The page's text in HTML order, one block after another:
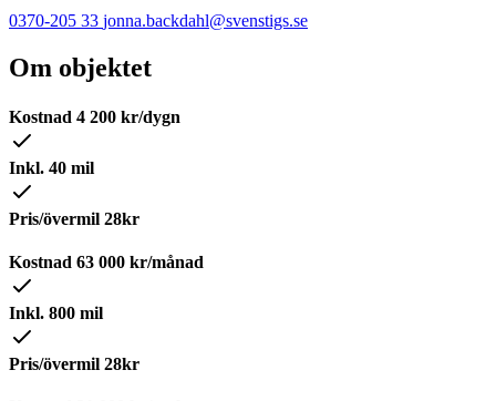
0370-205 33 jonna.backdahl@svenstigs.se
Om objektet
Kostnad 4 200 kr/dygn
Inkl. 40 mil
Pris/övermil 28kr
Kostnad 63 000 kr/månad
Inkl. 800 mil
Pris/övermil 28kr